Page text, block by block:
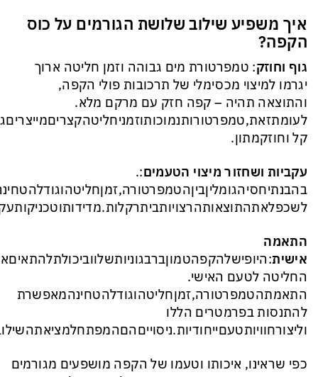
איך משפיע שילוב שלושת הגורמים על כוס
הקפה?
גוף וחוזק: טמפרטורת מים גבוהה וזמן חליטה ארוך
יגרמו למיצוי מכסימלי של תרכובות פולי הקפה,
והתוצאה תהיה – קפה חזק עם מרקם מלא.
קל וחוזקמתון.
עקביות ושחזור מיצוי הטעמים:.
התאמה
אישית
החליטה לטעם האישי.
התאמתהטמפרטורה,זמןחליטהוגודלהטחינהמאפשרת
להתנסות בפרמטרים הללו
כפי שראינו, איכותו וטעמו של הקפה מושפעים מגורמים